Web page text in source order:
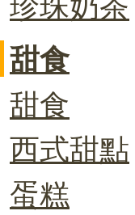
甜食
甜食
西式甜點
蛋糕